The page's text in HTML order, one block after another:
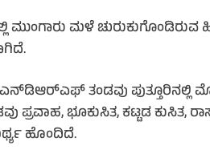
ಮುಂಗಾರು ಮಳೆ
ತಂಡವು ಪುತ್ತೂರಿನಲ್ಲಿ
ಪ್ರವಾಹ, ಭೂಕುಸಿತ, ಕಟ್ಟಡ ಕುಸಿತ,
ಹೊಂದಿದೆ.